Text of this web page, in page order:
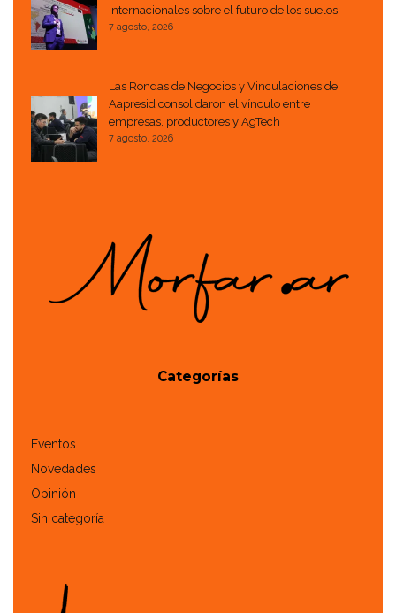
internacionales sobre el futuro de los suelos
7 agosto, 2026
Las Rondas de Negocios y Vinculaciones de
Aapresid consolidaron el vínculo entre
empresas, productores y AgTech
7 agosto, 2026
Categorías
Eventos
Novedades
Opinión
Sin categoría